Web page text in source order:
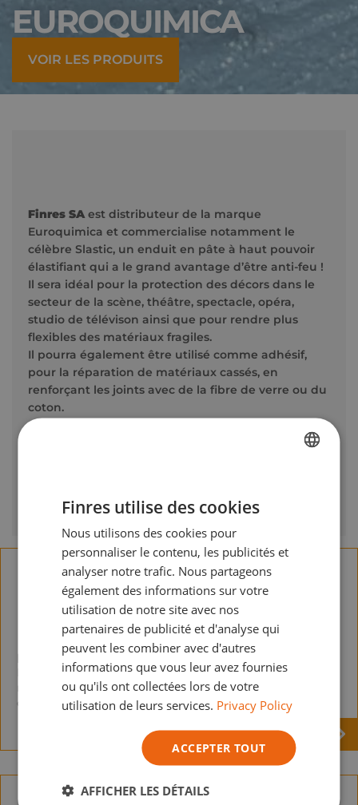
EUROQUIMICA
VOIR LES PRODUITS
Finres SAest distributeur de la marque
Euroquimica et commercialise notamment le
célèbre Slastic, un enduit en pâte à haut pouvoir
élastifiant qui a le grand avantage d’être anti-feu !
Il sera idéal pour la protection des décors dans le
secteur de la scène, théâtre, spectacle, opéra,
studio de télévison ainsi que pour rendre plus
flexibles des matériaux fragiles.
Il pourra également être utilisé comme adhésif,
pour la réparation de matériaux cassés, en
renforçant les joints avec de la fibre de verre ou du
coton.
commercialise également l’hydroprimer,
HIDROPRIMER
Primer anticorrosion séchant à l'air, soluble dans l'eau,
monocomposant, sans phosphatation et sans plomb ni
chromate.
Finres utilise des cookies
Nous utilisons des cookies pour
personnaliser le contenu, les publicités et
analyser notre trafic. Nous partageons
également des informations sur votre
utilisation de notre site avec nos
partenaires de publicité et d'analyse qui
peuvent les combiner avec d'autres
informations que vous leur avez fournies
ou qu'ils ont collectées lors de votre
utilisation de leurs services. Privacy Policy
ACCEPTER TOUT
AFFICHER LES DÉTAILS